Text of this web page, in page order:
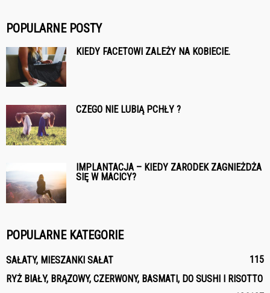
POPULARNE POSTY
KIEDY FACETOWI ZALEŻY NA KOBIECIE.
CZEGO NIE LUBIĄ PCHŁY ?
IMPLANTACJA – KIEDY ZARODEK ZAGNIEŻDŻA
SIĘ W MACICY?
POPULARNE KATEGORIE
SAŁATY, MIESZANKI SAŁAT
115
RYŻ BIAŁY, BRĄZOWY, CZERWONY, BASMATI, DO SUSHI I RISOTTO